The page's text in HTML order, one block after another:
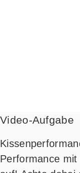
Video-Aufgabe
Per­for­mance